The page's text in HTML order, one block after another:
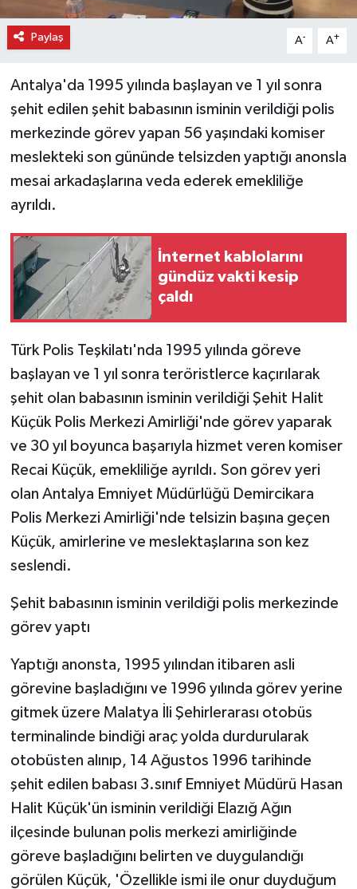
Paylaş A- A+
Antalya'da 1995 yılında başlayan ve 1 yıl sonra
şehit edilen şehit babasının isminin verildiği polis
merkezinde görev yapan 56 yaşındaki komiser
meslekteki son gününde telsizden yaptığı anonsla
mesai arkadaşlarına veda ederek emekliliğe
ayrıldı.
İnternet kablolarını
gündüz vakti kesip
çaldı
Türk Polis Teşkilatı'nda 1995 yılında göreve
başlayan ve 1 yıl sonra teröristlerce kaçırılarak
şehit olan babasının isminin verildiği Şehit Halit
Küçük Polis Merkezi Amirliği'nde görev yaparak
ve 30 yıl boyunca başarıyla hizmet veren komiser
Recai Küçük, emekliliğe ayrıldı. Son görev yeri
olan Antalya Emniyet Müdürlüğü Demircikara
Polis Merkezi Amirliği'nde telsizin başına geçen
Küçük, amirlerine ve meslektaşlarına son kez
seslendi.
Şehit babasının isminin verildiği polis merkezinde
görev yaptı
Yaptığı anonsta, 1995 yılından itibaren asli
görevine başladığını ve 1996 yılında görev yerine
gitmek üzere Malatya İli Şehirlerarası otobüs
terminalinde bindiği araç yolda durdurularak
otobüsten alınıp, 14 Ağustos 1996 tarihinde
şehit edilen babası 3.sınıf Emniyet Müdürü Hasan
Halit Küçük'ün isminin verildiği Elazığ Ağın
ilçesinde bulunan polis merkezi amirliğinde
göreve başladığını belirten ve duygulandığı
görülen Küçük, 'Özellikle ismi ile onur duyduğum